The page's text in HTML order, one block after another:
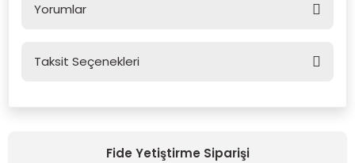
Yorumlar
Taksit Seçenekleri
Fide Yetiştirme Siparişi